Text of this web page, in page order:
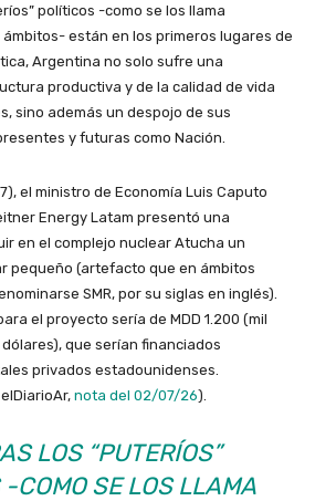
políticos -como se los llama
están en los primeros lugares de
Argentina no solo sufre una
productiva y de la calidad de vida
sino además un despojo de sus
y futuras como Nación.
el ministro de Economía Luis Caputo
Energy Latam presentó una
en el complejo nuclear Atucha un
pequeño (artefacto que en ámbitos
SMR, por su siglas en inglés).
el proyecto sería de MDD 1.200 (mil
que serían financiados
privados estadounidenses.
nota del 02/07/26).
LOS “PUTERÍOS”
-COMO SE LOS LLAMA